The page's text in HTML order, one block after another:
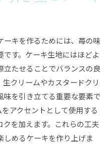
の楽しみ方
められた季節感
る季節の移ろい
苺ケーキ
の味覚を堪能
愛知県で楽しめる理由
自分へのご褒美に最適な
たりの苺ケーキ選び
キを作るためには、苺の味
す。ケーキ生地にはほどよ
立たせることでバランスの良
クリームやカスタードクリ
味を引き立てる重要な要素で
アクセントとして使用する
を加えます。これらの工夫
しめるケーキを作り上げま